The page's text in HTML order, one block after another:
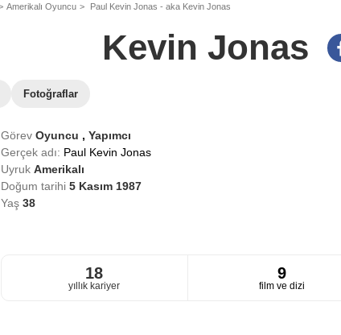
Amerikalı Oyuncu Paul Kevin Jonas - aka Kevin Jonas
Kevin Jonas
Fotoğraflar
Görev Oyuncu , Yapımcı
Gerçek adı: Paul Kevin Jonas
Uyruk Amerikalı
Doğum tarihi 5 Kasım 1987
Yaş 38
18
yıllık kariyer
9
film ve dizi